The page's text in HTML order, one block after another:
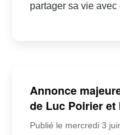
partager sa vie
Annonce
de Luc Poirier et
Publié le mercredi 3